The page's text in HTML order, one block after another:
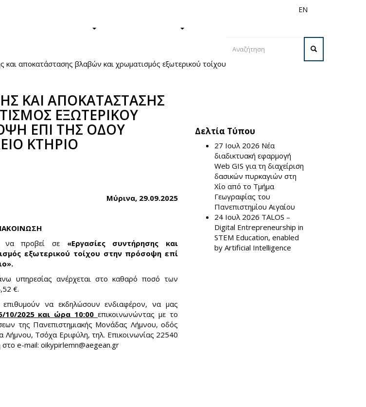
EN
Φόρμα
και αποκατάστασης βλαβών και χρωματισμός εξωτερικού τοίχου στην πρόσοψη επί της
ΚΑΙ ΑΠΟΚΑΤΑΣΤΑΣΗΣ
ΕΞΩΤΕΡΙΚΟΥ
ΕΠΙ ΤΗΣ ΟΔΟΥ
ΚΤΗΡΙΟ
Μύρινα, 29.09.2025
να προβεί σε «Εργασίες συντήρησης και
εξωτερικού τοίχου στην πρόσοψη επί
υπηρεσίας ανέρχεται στο καθαρό ποσό των
€.
επιθυμούν να εκδηλώσουν ενδιαφέρον, να μας
10/2025 και ώρα 10:00επικοινωνώντας με το
της Πανεπιστημιακής Μονάδας Λήμνου, οδός
Τσόχα Εριφύλη, τηλ. Επικοινωνίας 22540
στο e-mail: oikypirlemn@aegean.gr
Δελτία Τύπου
27 Ιουλ 2026 Νέα
διαδικτυακή εφαρμογή
Web GIS για τη διαχείριση
δασικών πυρκαγιών στη
Χίο από το Τμήμα
Γεωγραφίας του
Πανεπιστημίου Αιγαίου
24 Ιουλ 2026 TALOS –
Digital Entrepreneurship in
STEM Education, enabled
by Artificial Intelligence